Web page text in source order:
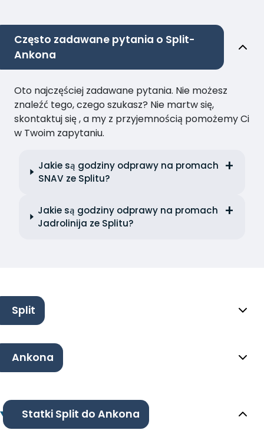
Często zadawane pytania o Split-
Ankona
Oto najczęściej zadawane pytania. Nie możesz
znaleźć tego, czego szukasz? Nie martw się,
skontaktuj się , a my z przyjemnością pomożemy Ci
w Twoim zapytaniu.
Jakie są godziny odprawy na promach
SNAV ze Splitu?
Jakie są godziny odprawy na promach
Jadrolinija ze Splitu?
Split
Ankona
Statki Split do Ankona